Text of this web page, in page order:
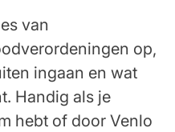
van
op,
ingaan en wat
Handig als je
hebt of door Venlo